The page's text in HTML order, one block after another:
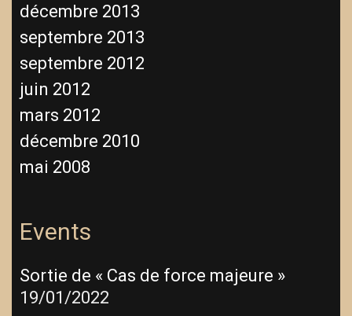
décembre 2013
septembre 2013
septembre 2012
juin 2012
mars 2012
décembre 2010
mai 2008
Events
Sortie de « Cas de force majeure »
19/01/2022